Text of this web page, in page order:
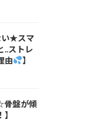
い★スマ
..ストレ
由
】
骨盤が傾